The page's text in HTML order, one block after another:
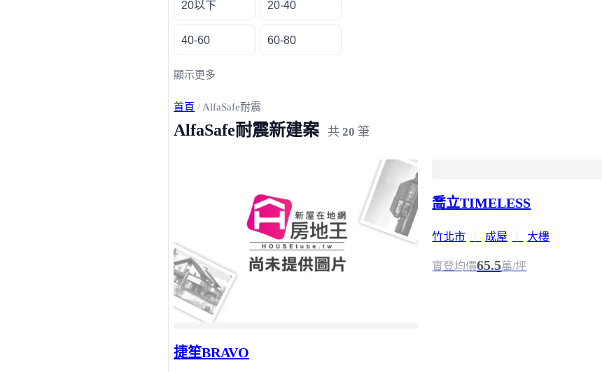
20以下 20-40
40-60 60-80
顯示更多
首頁 /AlfaSafe耐震
AlfaSafe耐震新建案 共 20 筆
捷笙BRAVO
喬立TIMELESS
竹北市 成屋 大樓
實登均價65.5萬/坪